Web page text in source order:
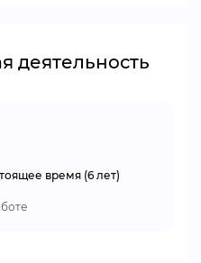
деятельность
время (6 лет)